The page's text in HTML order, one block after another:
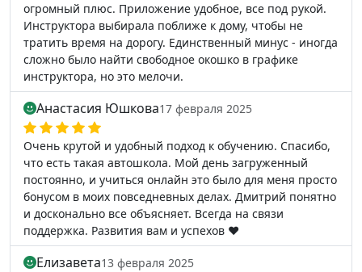
огромный плюс. Приложение удобное, все под рукой.
Инструктора выбирала поближе к дому, чтобы не
тратить время на дорогу. Единственный минус - иногда
сложно было найти свободное окошко в графике
инструктора, но это мелочи.
Анастасия Юшкова17 февраля 2025
Очень крутой и удобный подход к обучению. Спасибо,
что есть такая автошкола. Мой день загруженный
постоянно, и учиться онлайн это было для меня просто
бонусом в моих повседневных делах. Дмитрий понятно
и досконально все объясняет. Всегда на связи
поддержка. Развития вам и успехов ❤️
Елизавета13 февраля 2025